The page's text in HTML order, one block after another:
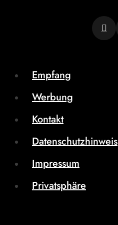
Empfang
Werbung
Kontakt
Datenschutzhinweis
Impressum
Privatsphäre